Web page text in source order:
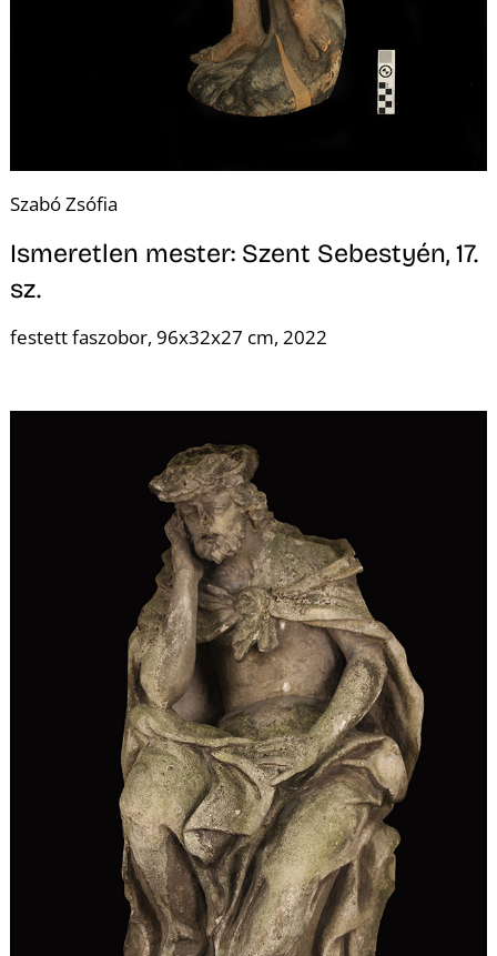
Szabó Zsófia
Ismeretlen mester: Szent Sebestyén, 17.
sz.
festett faszobor, 96x32x27 cm, 2022